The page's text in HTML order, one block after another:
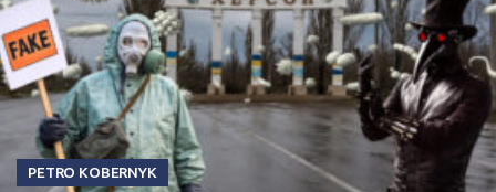
PETRO KOBERNYK